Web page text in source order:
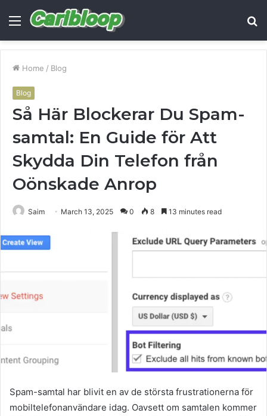
Menu
Home / Blog
Blog
Så Här Blockerar Du Spam-
samtal: En Guide för Att
Skydda Din Telefon från
Oönskade Anrop
Saim March 13, 2025 0 8 13 minutes read
Spam-samtal har blivit en av de största frustrationerna för
mobiltelefonanvändare idag. Oavsett om samtalen kommer